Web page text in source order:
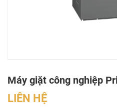
Máy giặt công nghiệp
LIÊN HỆ